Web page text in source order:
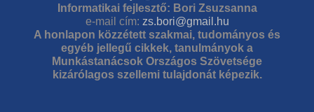
Informatikai fejlesztő: Bori Zsuzsanna
e-mail cím: zs.bori@gmail.hu
A honlapon közzétett szakmai, tudományos és
egyéb jellegű cikkek, tanulmányok a
Munkástanácsok Országos Szövetsége
kizárólagos szellemi tulajdonát képezik.